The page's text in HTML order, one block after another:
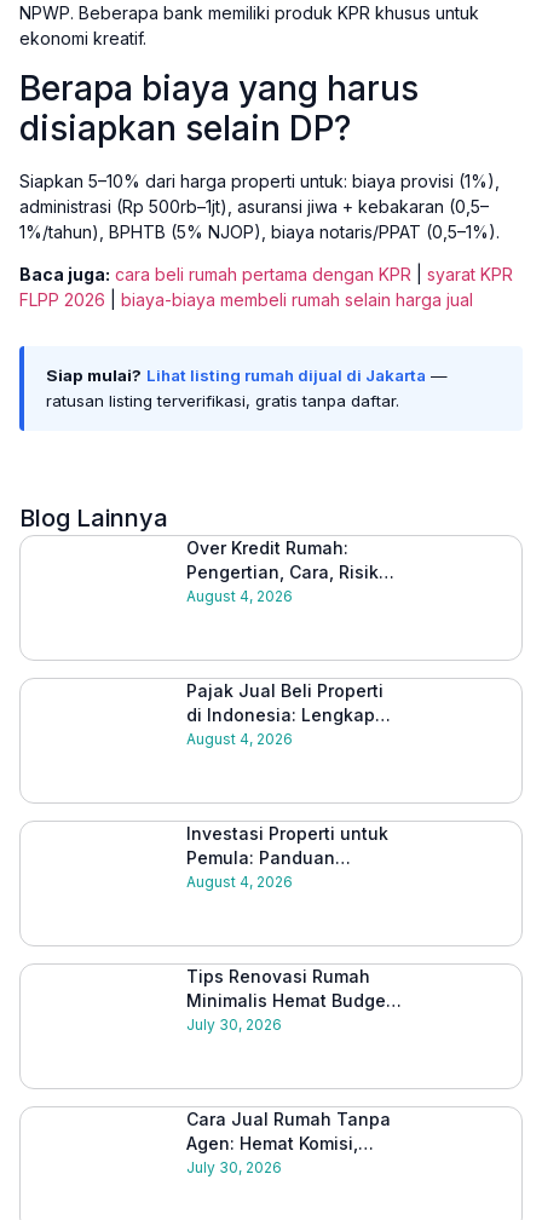
NPWP. Beberapa bank memiliki produk KPR khusus untuk
ekonomi kreatif.
Berapa biaya yang harus
disiapkan selain DP?
Siapkan 5–10% dari harga properti untuk: biaya provisi (1%),
administrasi (Rp 500rb–1jt), asuransi jiwa + kebakaran (0,5–
1%/tahun), BPHTB (5% NJOP), biaya notaris/PPAT (0,5–1%).
Baca juga: cara beli rumah pertama dengan KPR
syarat KPR
FLPP 2026
biaya-biaya membeli rumah selain harga jual
Siap mulai? Lihat listing rumah dijual di Jakarta —
ratusan listing terverifikasi, gratis tanpa daftar.
Blog Lainnya
Over Kredit Rumah:
Pengertian, Cara, Risiko,
dan Tips Aman
August 4, 2026
Pajak Jual Beli Properti
di Indonesia: Lengkap
Beserta Cara Hitungnya
August 4, 2026
Investasi Properti untuk
Pemula: Panduan
Lengkap Memulai dari
August 4, 2026
Tips Renovasi Rumah
Minimalis Hemat Budget
2026: Panduan Lengkap
July 30, 2026
Cara Jual Rumah Tanpa
Agen: Hemat Komisi,
Proses Lebih Mudah
July 30, 2026